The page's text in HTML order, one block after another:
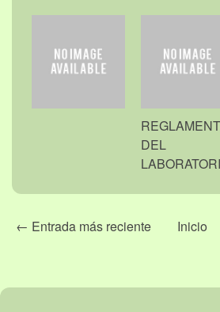
DEL
← Entrada más reciente Inicio